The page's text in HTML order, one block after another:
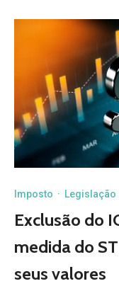
Imposto · Legislação
Exclusão do
medida do
seus valores